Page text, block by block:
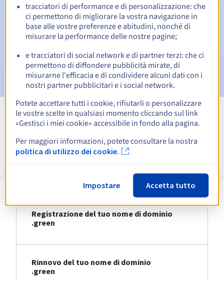
scadenza
Email il giorno della scadenzaper notificare la
sospensione del nome di dominio
Email dopo il Redemption Grace Periodper notificare la
cancellazione del nome di dominio
Visualizza tutte le estensioni
Informazioni su .green
Registrazione del tuo nome di dominio
.green
Rinnovo del tuo nome di dominio
.green
tracciatori di performance e di personalizzazione: che
ci permettono di migliorare la vostra navigazione in
base alle vostre preferenze e abitudini, nonché di
misurare la performance delle nostre pagine;
e tracciatori di social network e di partner terzi: che ci
permettono di diffondere pubblicità mirate, di
misurarne l'efficacia e di condividere alcuni dati con i
nostri partner pubblicitari e i social network.
Potete accettare tutti i cookie, rifiutarli o personalizzare
le vostre scelte in qualsiasi momento cliccando sul link
«Gestisci i miei cookie» accessibile in fondo alla pagina.
Per maggiori informazioni, potete consultare la nostra
politica di utilizzo dei cookie.
Impostare Accetta tutto